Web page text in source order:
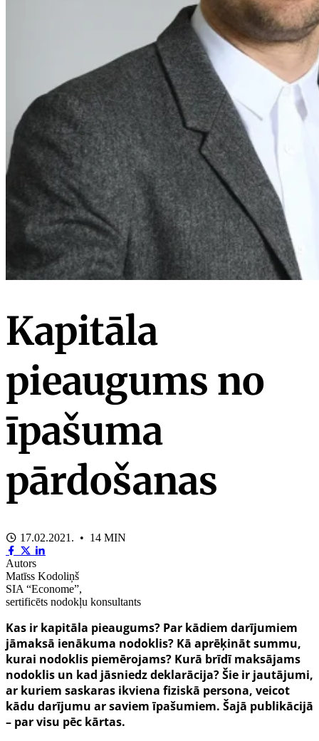
Kapitāla
pieaugums no
īpašuma
pārdošanas
17.02.2021. • 14 MIN
Autors
Matīss Kodoliņš
SIA “Econome”,
sertificēts nodokļu konsultants
Kas ir kapitāla pieaugums? Par kādiem darījumiem
jāmaksā ienākuma nodoklis? Kā aprēķināt summu,
kurai nodoklis piemērojams? Kurā brīdī maksājams
nodoklis un kad jāsniedz deklarācija? Šie ir jautājumi,
ar kuriem saskaras ikviena fiziskā persona, veicot
kādu darījumu ar saviem īpašumiem. Šajā publikācijā
– par visu pēc kārtas.